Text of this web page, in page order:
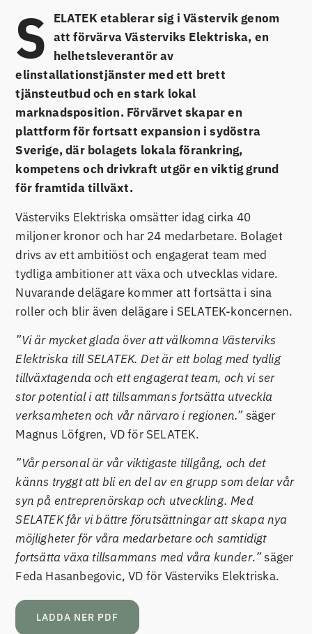
S
ELATEK etablerar sig i Västervik genom
att förvärva Västerviks Elektriska, en
helhetsleverantör av
elinstallationstjänster med ett brett
tjänsteutbud och en stark lokal
marknadsposition. Förvärvet skapar en
plattform för fortsatt expansion i sydöstra
Sverige, där bolagets lokala förankring,
kompetens och drivkraft utgör en viktig grund
för framtida tillväxt.
Västerviks Elektriska omsätter idag cirka 40
miljoner kronor och har 24 medarbetare. Bolaget
drivs av ett ambitiöst och engagerat team med
tydliga ambitioner att växa och utvecklas vidare.
Nuvarande delägare kommer att fortsätta i sina
roller och blir även delägare i SELATEK-koncernen.
”Vi är mycket glada över att välkomna Västerviks
Elektriska till SELATEK. Det är ett bolag med tydlig
tillväxtagenda och ett engagerat team, och vi ser
stor potential i att tillsammans fortsätta utveckla
verksamheten och vår närvaro i regionen.” säger
Magnus Löfgren, VD för SELATEK.
”Vår personal är vår viktigaste tillgång, och det
känns tryggt att bli en del av en grupp som delar vår
syn på entreprenörskap och utveckling. Med
SELATEK får vi bättre förutsättningar att skapa nya
möjligheter för våra medarbetare och samtidigt
fortsätta växa tillsammans med våra kunder.”säger
Feda Hasanbegovic, VD för Västerviks Elektriska.
LADDA NER PDF